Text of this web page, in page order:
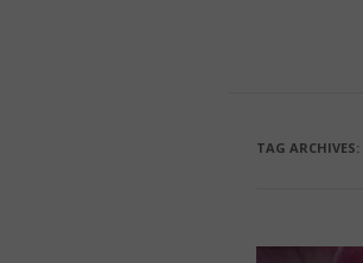
TAG ARCHIVES: